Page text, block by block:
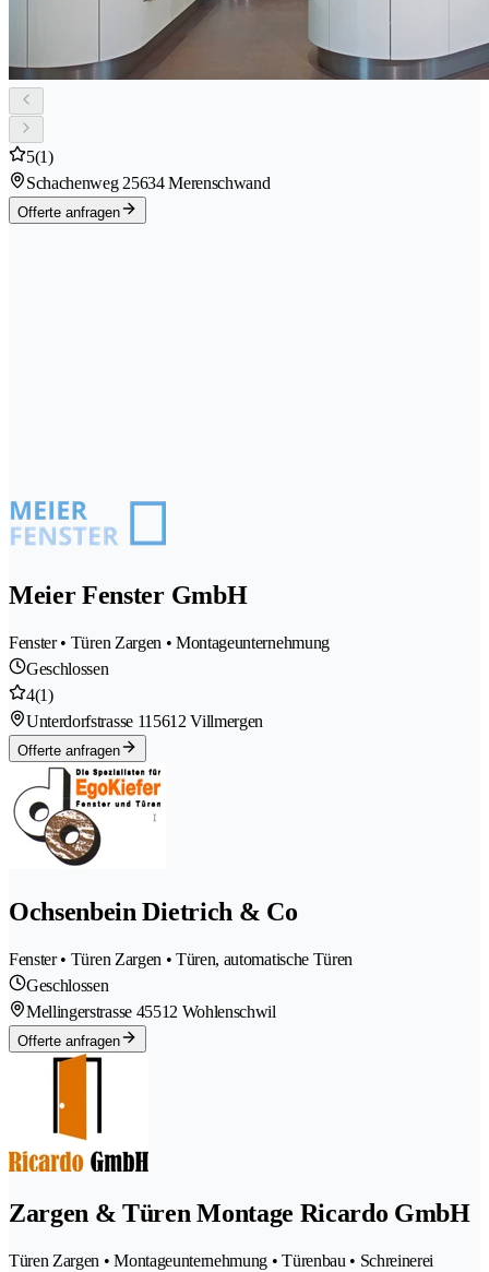
5(1)
Schachenweg 25634 Merenschwand
Offerte anfragen
Meier Fenster GmbH
Fenster • Türen Zargen • Montageunternehmung
Geschlossen
4(1)
Unterdorfstrasse 11 5612 Villmergen
Offerte anfragen
Ochsenbein Dietrich & Co
Fenster • Türen Zargen • Türen, automatische Türen
Geschlossen
Mellingerstrasse 45512 Wohlenschwil
Offerte anfragen
Zargen & Türen Montage Ricardo GmbH
Türen Zargen • Montageunternehmung • Türenbau • Schreinerei